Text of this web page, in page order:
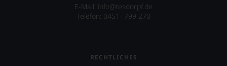
E-Mail: info@tesdorpf.de
Telefon: 0451- 799 270
RECHTLICHES